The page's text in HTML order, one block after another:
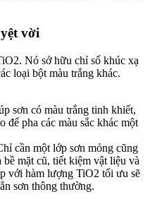
vời
Nó sở hữu chỉ số khúc xạ
loại bột màu trắng khác.
sơn có màu trắng tinh khiết,
để pha các màu sắc khác một
cần một lớp sơn mỏng cũng
mặt cũ, tiết kiệm vật liệu và
với hàm lượng TiO2 tối ưu sẽ
sơn thông thường.